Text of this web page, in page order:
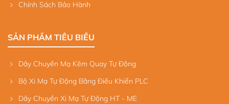
Chính Sách Bảo Hành
SẢN PHẨM TIÊU BIỂU
Dây Chuyền Mạ Kẽm Quay Tự Động
Bộ Xi Mạ Tự Động Bằng Điều Khiển PLC
Dây Chuyền Xi Mạ Tự Động HT - ME